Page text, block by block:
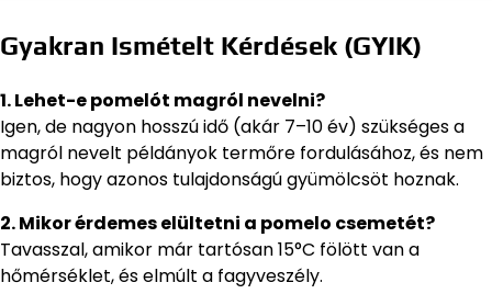
Gyakran Ismételt Kérdések (GYIK)
1. Lehet-e pomelót magról nevelni?
Igen, de nagyon hosszú idő (akár 7–10 év) szükséges a
magról nevelt példányok termőre fordulásához, és nem
biztos, hogy azonos tulajdonságú gyümölcsöt hoznak.
2. Mikor érdemes elültetni a pomelo csemetét?
Tavasszal, amikor már tartósan 15°C fölött van a
hőmérséklet, és elmúlt a fagyveszély.